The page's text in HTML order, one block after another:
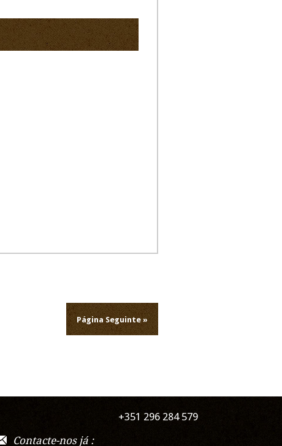
Página Seguinte »
+351 296 284 579
Contacte-nos já :